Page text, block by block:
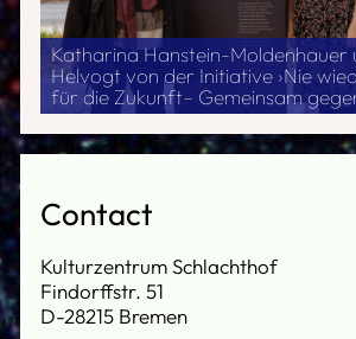
Katharina Hanstein-Moldenhauer
Helvogt von der Initiative ›Nie
für die Zukunft– Gemeinsam
Contact
Kulturzentrum Schlachthof
Findorffstr. 51
D-28215 Bremen